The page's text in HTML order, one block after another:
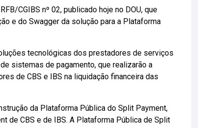
CGIBS nº 02, publicado hoje no DOU, que
e do Swagger da solução para a Plataforma
tecnológicas dos prestadores de serviços
sistemas de pagamento, que realizarão a
de CBS e IBS na liquidação financeira das
da Plataforma Pública do Split Payment,
de CBS e de IBS. A Plataforma Pública de Split